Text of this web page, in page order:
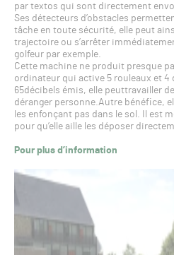
par textos qui sont directement
Ses détecteurs d’obstacles
tâche en toute sécurité, elle peut
trajectoire ou s’arrêter
golfeur par exemple.
Cette machine ne produit presque
ordinateur qui active 5 rouleaux et
65décibels émis, elle peuttravailler
déranger personne.Autre bénéfice,
les enfonçant pas dans le sol. Il est
pour qu’elle aille les déposer
Pour plus d’information